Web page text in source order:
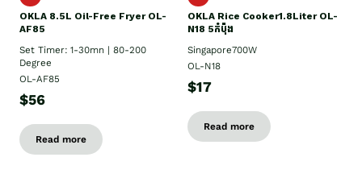
OKLA 8.5L Oil-Free Fryer OL-
AF85
Set Timer: 1-30mn | 80-200
Degree
OL-AF85
$56
Read more
OKLA Rice Cooker1.8Liter OL-
N18 5កំប៉ុង
Singapore700W
OL-N18
$17
Read more